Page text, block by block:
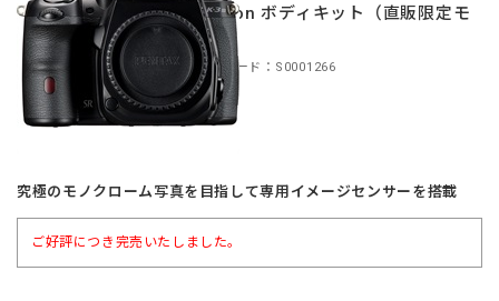
Edition ボディキット（直販限定モ
デル）
商品コード：S0001266
究極のモノクローム写真を目指して専用イメージセンサーを搭載
ご好評につき完売いたしました。